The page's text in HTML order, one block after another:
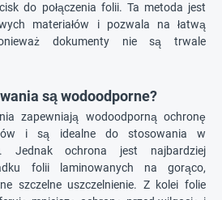
do połączenia folii. Ta metoda jest
materiałów i pozwala na łatwą
dokumenty nie są trwale
są wodoodporne?
zapewniają wodoodporną ochronę
i są idealne do stosowania w
Jednak ochrona jest najbardziej
folii laminowanych na gorąco,
szczelne uszczelnienie. Z kolei folie